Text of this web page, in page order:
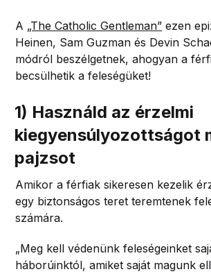
A „The Catholic Gentleman” ezen
Heinen, Sam Guzman és Devin
módról beszélgetnek, ahogyan a
becsülhetik a feleségüket!
1) Használd az érzelmi
kiegyensúlyozottságot
pajzsot
Amikor a férfiak sikeresen kezelik
egy biztonságos teret teremtenek
számára.
„Meg kell védenünk feleségeinket
háborúinktól, amiket saját magunk